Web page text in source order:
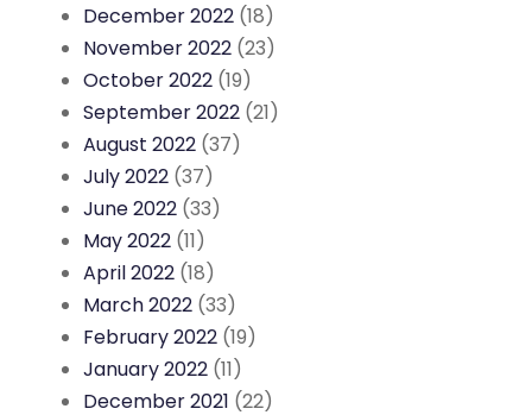
December 2022 (18)
November 2022 (23)
October 2022 (19)
September 2022 (21)
August 2022 (37)
July 2022 (37)
June 2022 (33)
May 2022 (11)
April 2022 (18)
March 2022 (33)
February 2022 (19)
January 2022 (11)
December 2021 (22)